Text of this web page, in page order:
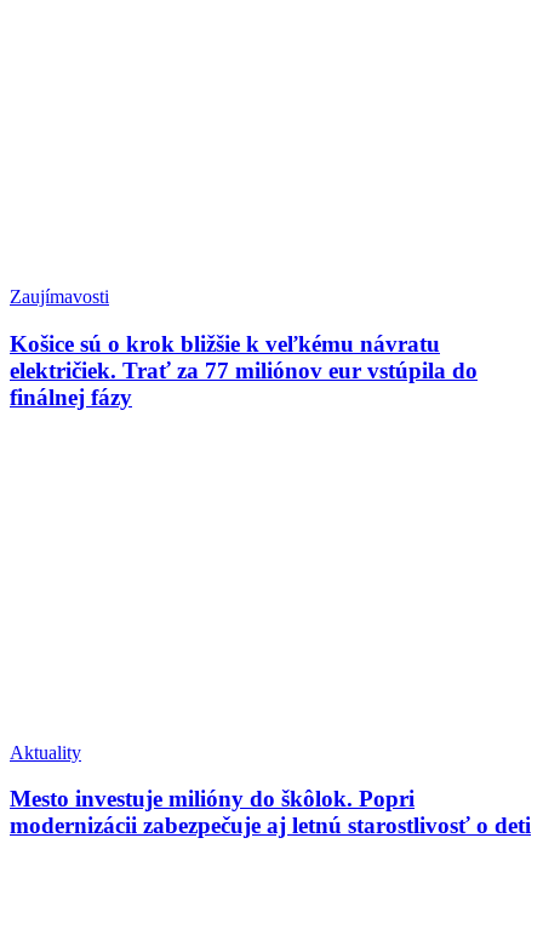
Zaujímavosti
Košice sú o krok bližšie k veľkému návratu
električiek. Trať za 77 miliónov eur vstúpila do
finálnej fázy
Aktuality
Mesto investuje milióny do škôlok. Popri
modernizácii zabezpečuje aj letnú starostlivosť o deti